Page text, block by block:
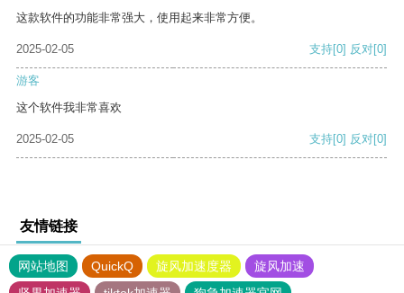
这款软件的功能非常强大，使用起来非常方便。
2025-02-05 支持[0] 反对[0]
游客
这个软件我非常喜欢
2025-02-05 支持[0] 反对[0]
友情链接
网站地图 QuickQ 旋风加速度器
旋风加速